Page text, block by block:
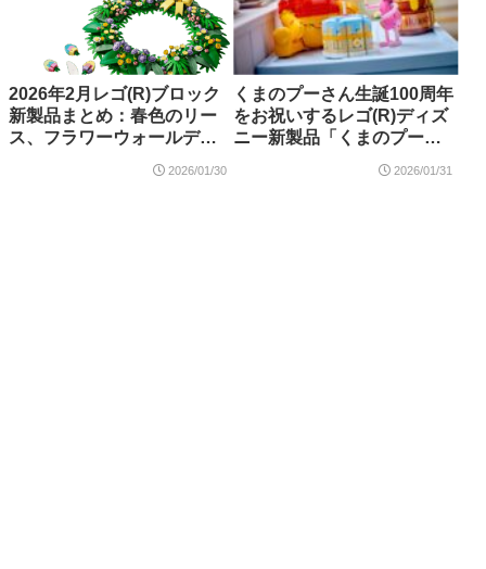
2026年2月レゴ(R)ブロック
新製品まとめ：春色のリー
ス、フラワーウォールデコ
トリバーの子犬、クロック
2026/01/30
くまのプーさん生誕100周年
をお祝いするレゴ(R)ディズ
ニー新製品「くまのプーさ
いしよう」が2026年3月発
2026/01/31